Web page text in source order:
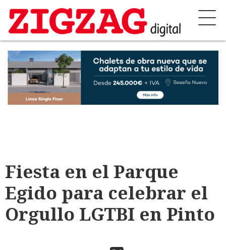
Fiesta en el Parque
Egido para celebrar el
Orgullo LGTBI en Pinto